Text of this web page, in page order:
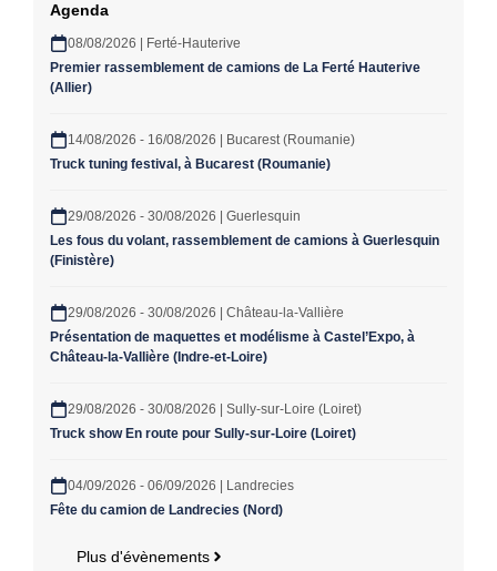
Agenda
08/08/2026 | Ferté-Hauterive
Premier rassemblement de camions de La Ferté Hauterive
(Allier)
14/08/2026 - 16/08/2026 | Bucarest (Roumanie)
Truck tuning festival, à Bucarest (Roumanie)
29/08/2026 - 30/08/2026 | Guerlesquin
Les fous du volant, rassemblement de camions à Guerlesquin
(Finistère)
29/08/2026 - 30/08/2026 | Château-la-Vallière
Présentation de maquettes et modélisme à Castel’Expo, à
Château-la-Vallière (Indre-et-Loire)
29/08/2026 - 30/08/2026 | Sully-sur-Loire (Loiret)
Truck show En route pour Sully-sur-Loire (Loiret)
04/09/2026 - 06/09/2026 | Landrecies
Fête du camion de Landrecies (Nord)
Plus d'évènements